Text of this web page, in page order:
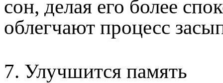
сон, делая его более
облегчают процесс
7. Улучшится память